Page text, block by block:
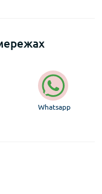
Whatsapp